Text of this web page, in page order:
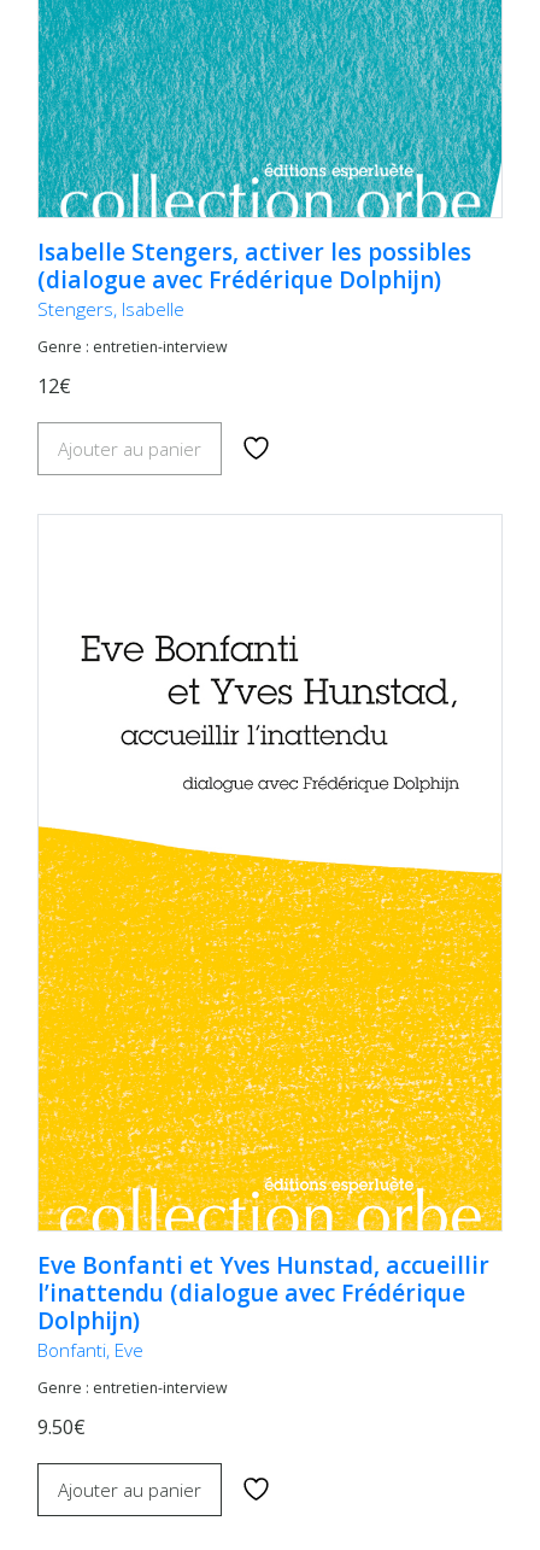
Isabelle Stengers, activer les possibles
(dialogue avec Frédérique Dolphijn)
Stengers, Isabelle
Genre : entretien-interview
12€
Ajouter au panier
Eve Bonfanti et Yves Hunstad, accueillir
l’inattendu (dialogue avec Frédérique
Dolphijn)
Bonfanti, Eve
Genre : entretien-interview
9.50€
Ajouter au panier